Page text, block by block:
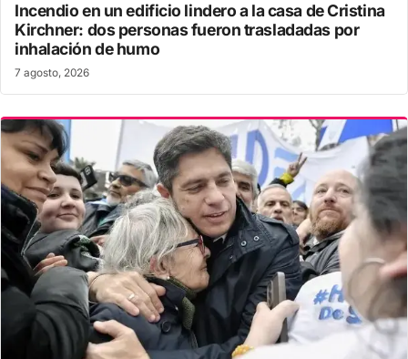
Incendio en un edificio lindero a la casa de Cristina
Kirchner: dos personas fueron trasladadas por
inhalación de humo
7 agosto, 2026